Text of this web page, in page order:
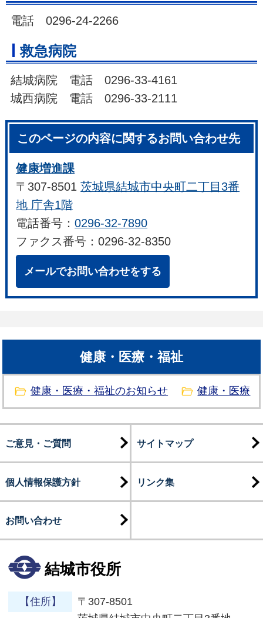
電話 0296-24-2266
救急病院
結城病院 電話 0296-33-4161
城西病院 電話 0296-33-2111
このページの内容に関するお問い合わせ先
健康増進課
〒307-8501茨城県結城市中央町二丁目3番
地 庁舎1階
電話番号：0296-32-7890
ファクス番号：0296-32-8350
メールでお問い合わせをする
健康・医療・福祉
健康・医療・福祉のお知らせ 健康・医療
ご意見・ご質問 サイトマップ
個人情報保護方針 リンク集
お問い合わせ
結城市役所
【住所】
〒307-8501